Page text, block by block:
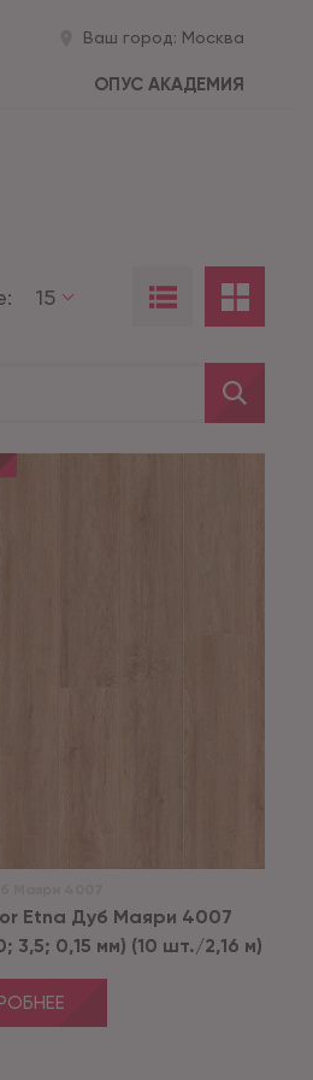
Ваш город: Москва
ОПУС АКАДЕМИЯ
15
Etna Дуб Маяри 4007
3,5; 0,15 мм) (10 шт./2,16 м)